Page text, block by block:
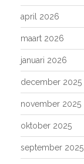
april 2026
maart 2026
januari 2026
december 2025
november 2025
oktober 2025
september 2025